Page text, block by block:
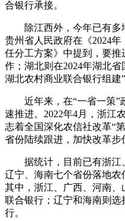
合银行承接。
除江西外，今年已有多
贵州省人民政府在《2024
任分工方案》中提到，要
作；湖北则在2024年湖北
湖北农村商业联合银行组建”
近年来，在“一省一策
速推进。2022年4月，浙江
志着全国深化农信社改革“
省份陆续跟进，加快改革步
据统计，目前已有浙江
辽宁、海南七个省份落地农
其中，浙江、广西、河南
联合银行；辽宁和海南则
行。